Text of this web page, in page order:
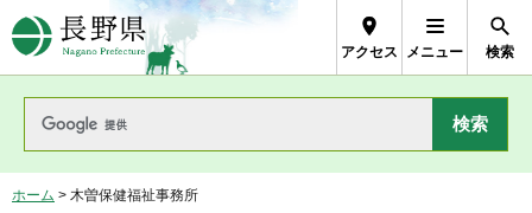
長野県Nagano Prefecture
アクセス メニュー 検索
ホーム > 木曽保健福祉事務所